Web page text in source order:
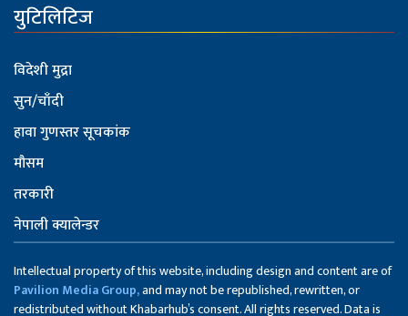
युटिलिटिज
विदेशी मुद्रा
सुन/चाँदी
हावा गुणस्तर सूचकांक
मौसम
तरकारी
नेपाली क्यालेन्डर
Intellectual property of this website, including design and content are of
Pavilion Media Group,and may not be republished, rewritten, or
redistributed without Khabarhub’s consent. All rights reserved. Data is